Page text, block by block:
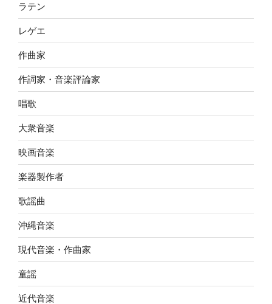
ラテン
レゲエ
作曲家
作詞家・音楽評論家
唱歌
大衆音楽
映画音楽
楽器製作者
歌謡曲
沖縄音楽
現代音楽・作曲家
童謡
近代音楽